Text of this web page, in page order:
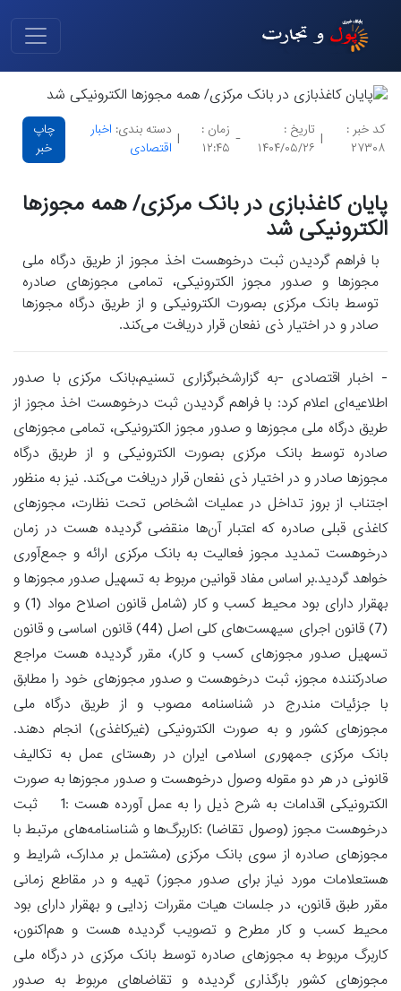
کد خبر :
۲۷۳۰۸
|
تاریخ :
۱۴۰۴/۰۵/۲۶
-
زمان :
۱۲:۴۵
|
دسته بندی: اخبار
اقتصادی
چاپ
خبر
پایان کاغذبازی در بانک مرکزی/ همه مجوزها
الکترونیکی شد
با فراهم گردیدن ثبت درخوهست اخذ مجوز از طریق درگاه ملی
مجوزها و صدور مجوز الکترونیکی، تمامی مجوزهای صادره
توسط بانک مرکزی بصورت الکترونیکی و از طریق درگاه مجوزها
صادر و در اختیار ذی نفعان قرار دریافت می‌کند.
- اخبار اقتصادی -به گزارشخبرگزاری تسنیم،‌بانک مرکزی با صدور
اطلاعیه‌ای اعلام کرد: با فراهم گردیدن ثبت درخوهست اخذ مجوز از
طریق درگاه ملی مجوزها و صدور مجوز الکترونیکی، تمامی مجوزهای
صادره توسط بانک مرکزی بصورت الکترونیکی و از طریق درگاه
مجوزها صادر و در اختیار ذی نفعان قرار دریافت می‌کند. نیز به منظور
اجتناب از بروز تداخل در عملیات اشخاص تحت نظارت، مجوزهای
کاغذی قبلی صادره که اعتبار آن‌ها منقضی گردیده هست در زمان
درخوهست تمدید مجوز فعالیت به بانک مرکزی ارائه و جمع‌آوری
خواهد گردید.بر اساس مفاد قوانین مربوط به تسهیل صدور مجوزها و
بهقرار دارای بود محیط کسب و کار (شامل قانون اصلاح مواد (1) و
(7) قانون اجرای سیهست‌های کلی اصل (44) قانون اساسی و قانون
تسهیل صدور مجوزهای کسب و کار)، مقرر گردیده هست مراجع
صادرکننده مجوز، ثبت درخوهست و صدور مجوزهای خود را مطابق
با جزئیات مندرج در شناسنامه مصوب و از طریق درگاه ملی
مجوزهای کشور و به صورت الکترونیکی (غیرکاغذی) انجام دهند.
بانک مرکزی جمهوری اسلامی ایران در رهستای عمل به تکالیف
قانونی در هر دو مقوله وصول درخوهست و صدور مجوزها به صورت
الکترونیکی اقدامات به شرح ذیل را به عمل آورده هست :1 ثبت
درخوهست مجوز (وصول تقاضا) :کاربرگ‌ها و شناسنامه‌های مرتبط با
مجوزهای صادره از سوی بانک مرکزی (مشتمل بر مدارک، شرایط و
هستعلامات مورد نیاز برای صدور مجوز) تهیه و در مقاطع زمانی
مقرر طبق قانون، در جلسات هیات مقررات زدایی و بهقرار دارای بود
محیط کسب و کار مطرح و تصویب گردیده هست و هم‌اکنون،
کاربرگ مربوط به مجوزهای صادره توسط بانک مرکزی در درگاه ملی
مجوزهای کشور بارگذاری گردیده و تقاضاهای مربوط به صدور